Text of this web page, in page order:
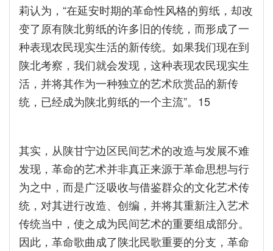
莉认为，“在延安时期的革命性风格的剪纸，却改
变了原有陕北剪纸的许多旧的传统，而形成了一
种表现农民现实生活的新传统。如果我们现在到
陕北考察，我们就会发现，这种表现农民现实生
活，并将其作为一种独立的艺术欣赏品的新传
统，已经成为陕北剪纸的一个主流”。15
其实，从陕甘宁边区民间艺术的改造与发展不难
发现，革命的艺术并非真正来源于革命思想与行
为之中，而是广泛吸收与借鉴群众的文化艺术传
统，对其进行改造、创编，并将其重新注入艺术
传统当中，使之成为民间艺术的重要组成部分。
因此，革命歌曲成了陕北民歌重要的分支，革命